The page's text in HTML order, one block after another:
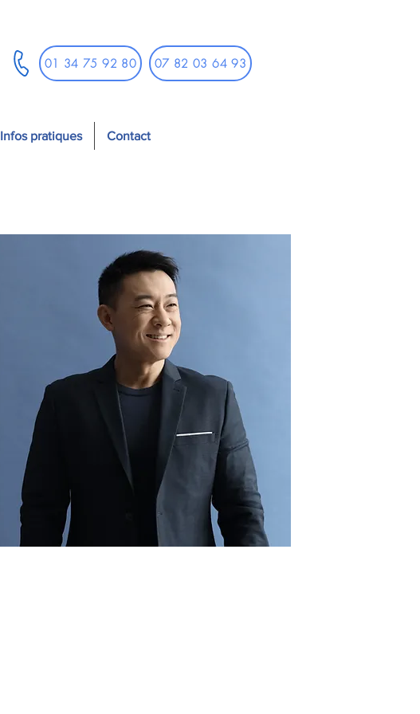
01 34 75 92 80 07 82 03 64 93
Infos pratiques Contact